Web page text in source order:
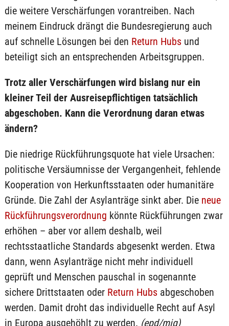
die weitere Verschärfungen vorantreiben. Nach
meinem Eindruck drängt die Bundesregierung auch
auf schnelle Lösungen bei den Return Hubsund
beteiligt sich an entsprechenden Arbeitsgruppen.
Trotz aller Verschärfungen wird bislang nur ein
kleiner Teil der Ausreisepflichtigen tatsächlich
abgeschoben. Kann die Verordnung daran etwas
ändern?
Die niedrige Rückführungsquote hat viele Ursachen:
politische Versäumnisse der Vergangenheit, fehlende
Kooperation von Herkunftsstaaten oder humanitäre
Gründe. Die Zahl der Asylanträge sinkt aber. Die neue
Rückführungsverordnung könnte Rückführungen zwar
erhöhen – aber vor allem deshalb, weil
rechtsstaatliche Standards abgesenkt werden. Etwa
dann, wenn Asylanträge nicht mehr individuell
geprüft und Menschen pauschal in sogenannte
sichere Drittstaaten oder Return Hubsabgeschoben
werden. Damit droht das individuelle Recht auf Asyl
in Europa ausgehöhlt zu werden. (epd/mig)